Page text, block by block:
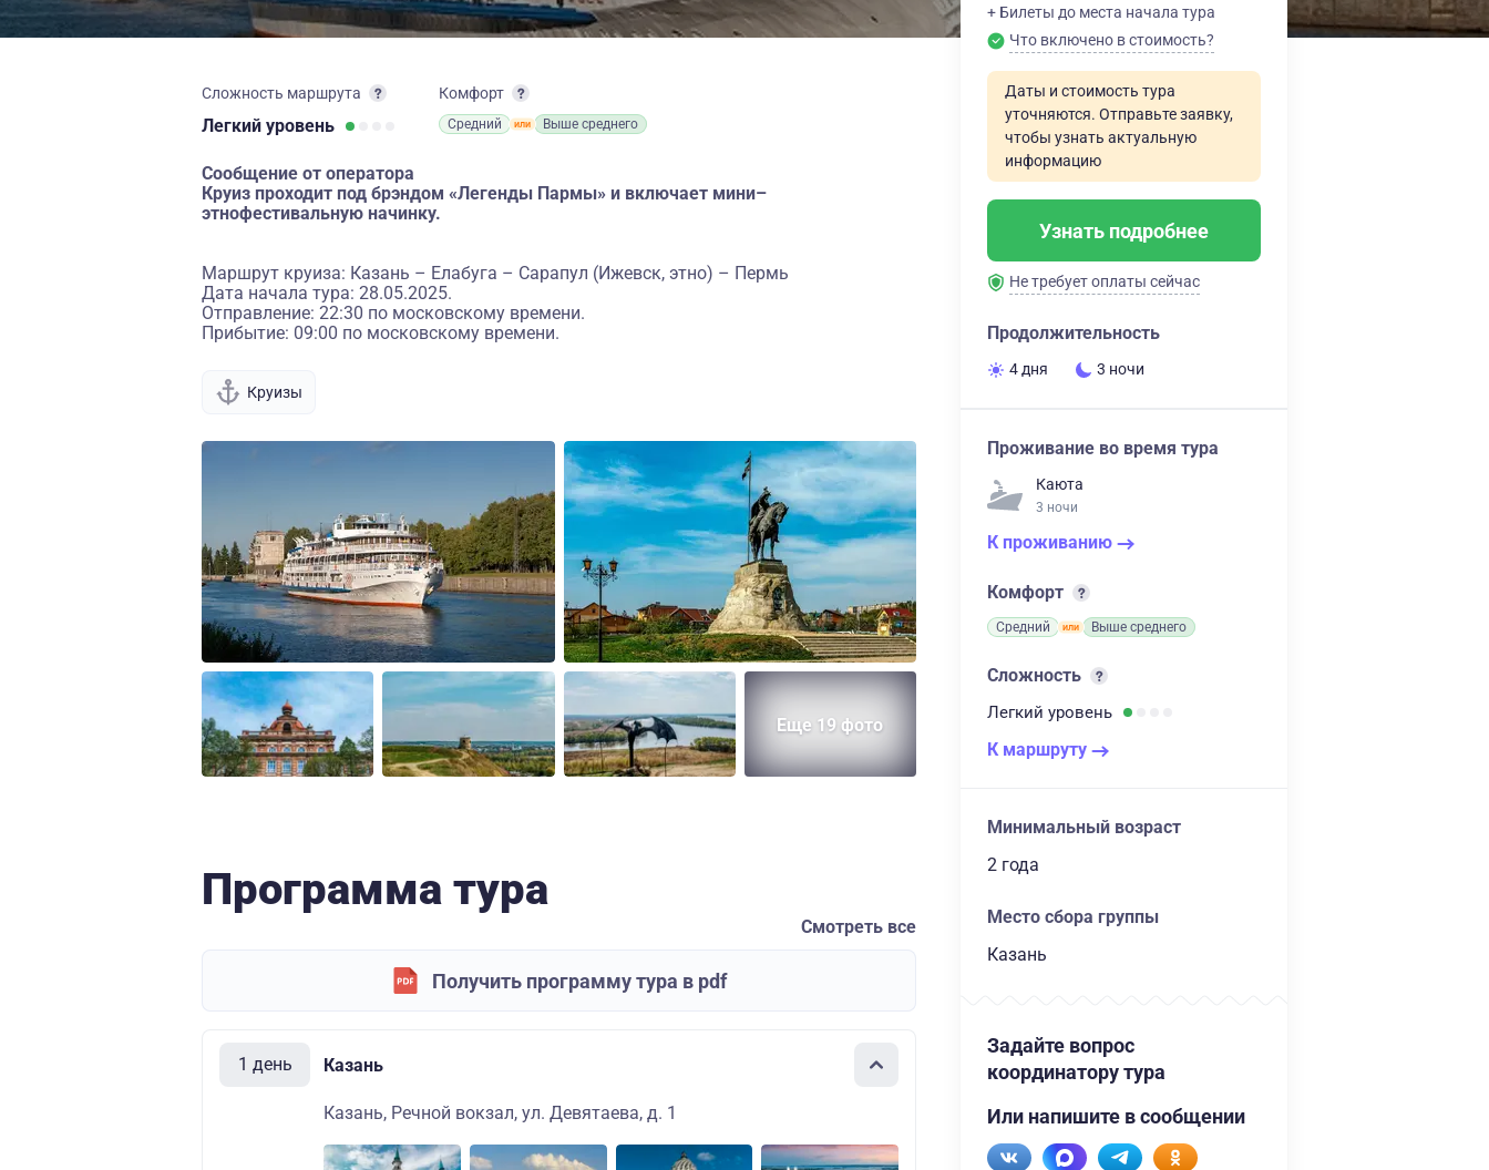
Сложность маршрута
Легкий уровень
Комфорт
Средний Выше среднего
Сообщение от оператора
Круиз проходит под брэндом «Легенды Пармы» и включает мини–
этнофестивальную начинку.
Маршрут круиза: Казань – Елабуга – Сарапул (Ижевск, этно) – Пермь
Дата начала тура: 28.05.2025.
Отправление: 22:30 по московскому времени.
Прибытие: 09:00 по московскому времени.
Круизы
Еще 19 фото
Программа тура
Смотреть все
Получить программу тура в pdf
1 день Казань
Казань, Речной вокзал, ул. Девятаева, д. 1
+ Билеты до места начала тура
Что включено в стоимость?
Даты и стоимость тура
уточняются. Отправьте заявку,
чтобы узнать актуальную
информацию
Узнать подробнее
Не требует оплаты сейчас
Продолжительность
4 дня 3 ночи
Проживание во время тура
Каюта
3 ночи
К проживанию
Комфорт
Средний Выше среднего
Сложность
Легкий уровень
К маршруту
Минимальный возраст
2 года
Место сбора группы
Казань
Задайте вопрос
координатору тура
Или напишите в сообщении